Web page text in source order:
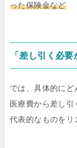
った保険金など
「差し引く必
では、具体的にど
医療費から差し引
代表的なものをリ